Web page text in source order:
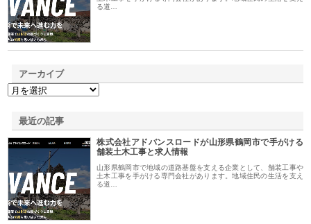
る道…
アーカイブ
最近の記事
株式会社アドバンスロードが山形県鶴岡市で手がける
舗装土木工事と求人情報
山形県鶴岡市で地域の道路基盤を支える企業として、舗装工事や
土木工事を手がける専門会社があります。地域住民の生活を支え
る道…